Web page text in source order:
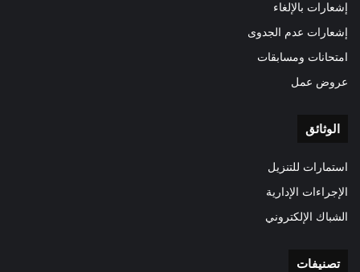
إشعارات بالإلغاء
إشعارات عدم الجدوى
امتحانات ومسابقات
عروض عمل
الوثائق
استمارات للتنزيل
الإجراءات الإدارية
الشباك الإلكتروني
تصنيفات